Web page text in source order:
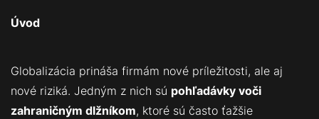
Úvod
Globalizácia prináša firmám nové príležitosti, ale aj
nové riziká. Jedným z nich sú pohľadávky voči
zahraničným dlžníkom, ktoré sú často ťažšie